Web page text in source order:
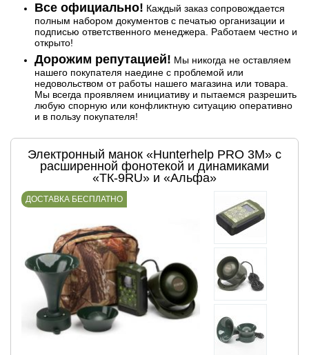
Все официально! Каждый заказ сопровождается
полным набором документов с печатью организации и
подписью ответственного менеджера. Работаем честно и
открыто!
Дорожим репутацией! Мы никогда не оставляем
нашего покупателя наедине с проблемой или
недовольством от работы нашего магазина или товара.
Мы всегда проявляем инициативу и пытаемся разрешить
любую спорную или конфликтную ситуацию оперативно
и в пользу покупателя!
Электронный манок «Hunterhelp PRO 3M» с
расширенной фонотекой и динамиками
«ТК-9RU» и «Альфа»
ДОСТАВКА БЕСПЛАТНО